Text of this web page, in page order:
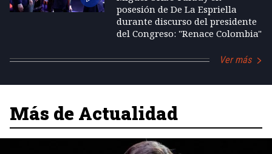
posesión de De La Espriella
durante discurso del presidente
del Congreso: "Renace Colombia"
Ver más
Más de Actualidad